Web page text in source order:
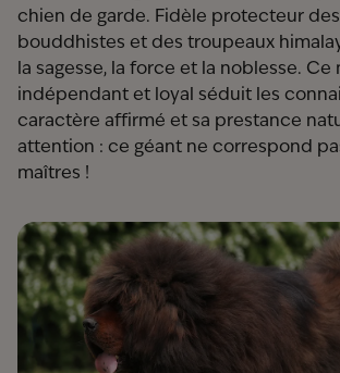
chien de garde. Fidèle protecteur
bouddhistes et des troupeaux
la sagesse, la force et la noblesse. Ce
indépendant et loyal séduit les
caractère affirmé et sa prestance
attention : ce géant ne correspond
maîtres !